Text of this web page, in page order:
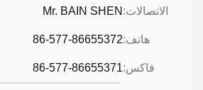
الاتصالات: Mr. BAIN SHEN
هاتف:86-577-86655372
فاكس:86-577-86655371